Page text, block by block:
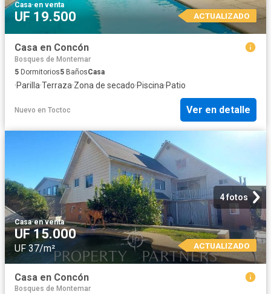
Casa·en venta
UF 19.500 ACTUALIZADO
Casa en Concón
Bosques de Montemar
5 Dormitorios5 BañosCasa
·Parilla·Terraza·Zona de secado·Piscina·Patio
Nuevo en Toctoc Ver en detalle
4 fotos
Casa·en venta
UF 15.000
UF 37/m² ACTUALIZADO
Casa en Concón
Bosques de Montemar